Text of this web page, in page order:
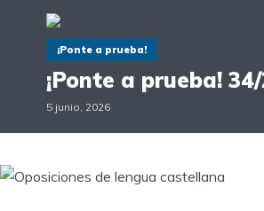
¡Ponte a prueba!
¡Ponte a prueba!
5 junio, 2026